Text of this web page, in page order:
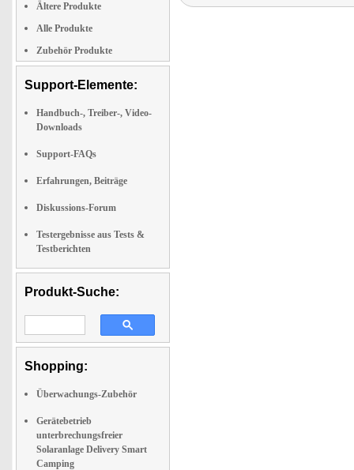
Ältere Produkte
Alle Produkte
Zubehör Produkte
Support-Elemente:
Handbuch-, Treiber-, Video-
Downloads
Support-FAQs
Erfahrungen, Beiträge
Diskussions-Forum
Testergebnisse aus Tests &
Testberichten
Produkt-Suche:
Shopping:
Überwachungs-Zubehör
Gerätebetrieb
unterbrechungsfreier
Solaranlage Delivery Smart
Camping